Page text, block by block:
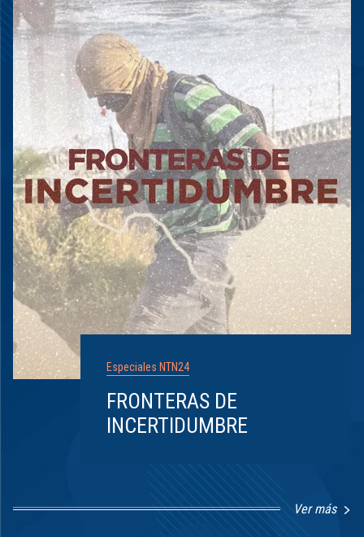
Especiales NTN24
FRONTERAS DE
INCERTIDUMBRE
Ver más